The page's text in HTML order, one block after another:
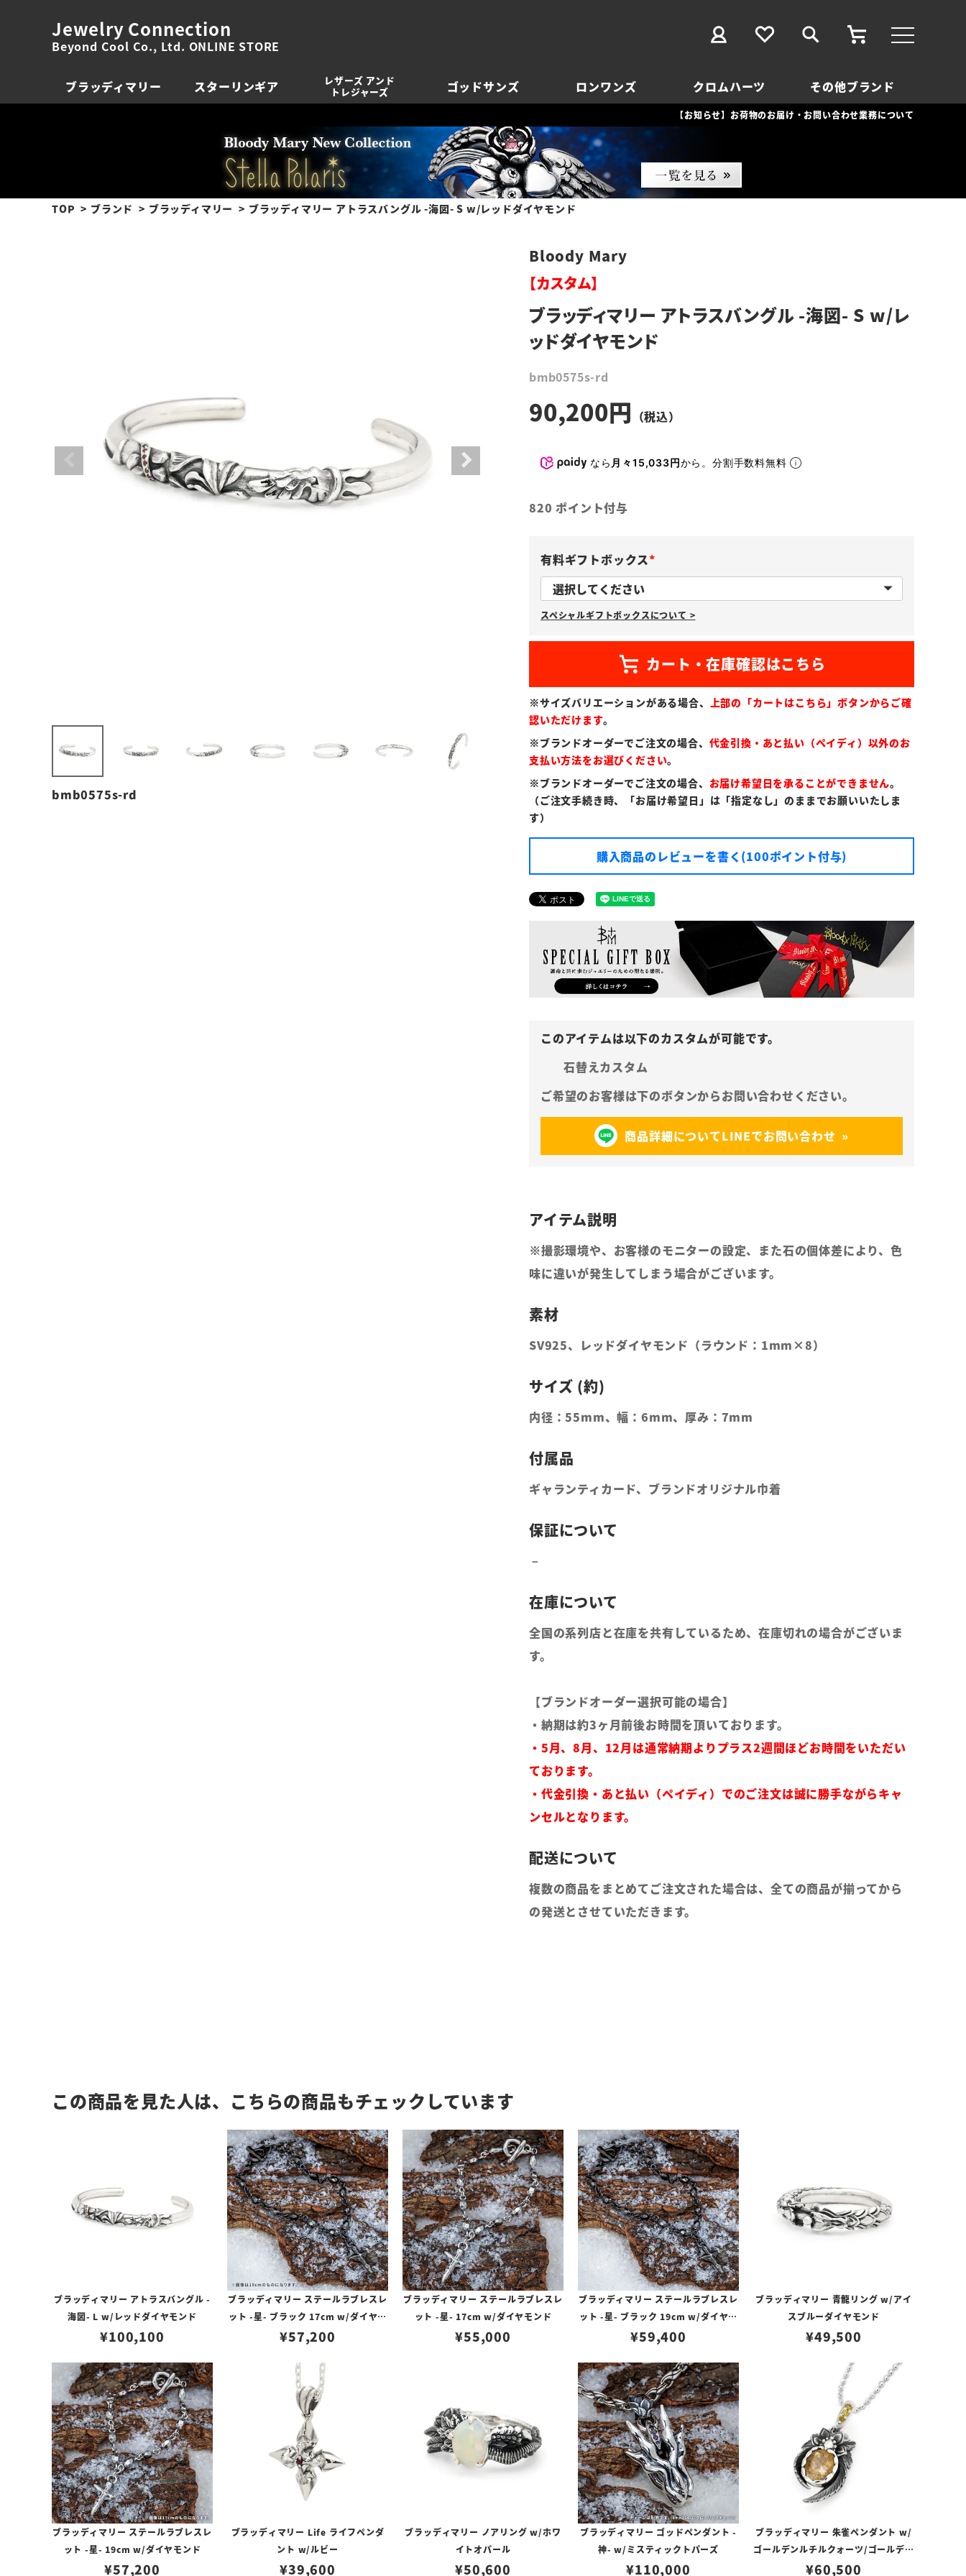
Jewelry Connection
Beyond Cool Co., Ltd. ONLINE STORE
ブラッディマリー スターリンギア
レザーズ アンド
トレジャーズ
ゴッドサンズ ロンワンズ クロムハーツ その他ブランド
【お知らせ】お荷物のお届け・お問い合わせ業務について
TOP ブランド ブラッディマリー ブラッディマリー アトラスバングル -海図- S w/レッドダイヤモンド
bmb0575s-rd
Bloody Mary
【カスタム】
ブラッディマリー アトラスバングル -海図- S w/レ
ッドダイヤモンド
bmb0575s-rd
90,200
なら 月々15,033円から。分割手数料無料
820 ポイント付与
有料ギフトボックス
(
必
スペシャルギフトボックスについて >
※サイズバリエーションがある場合、
上部の「カートはこちら」ボタンからご確
認いただけます。
※ブランドオーダーでご注文の場合、 代金引換・あと払い（ペイディ）以外のお
支払い方法をお選びください。
※ブランドオーダーでご注文の場合、 お届け希望日を承ることができません。
（ご注文手続き時、「お届け希望日」は「指定なし」のままでお願いいたしま
す）
購入商品のレビューを書く(100ポイント付与)
石替えカスタム
商品詳細についてLINEでお問い合わせ
※撮影環境や、お客様のモニターの設定、また石の個体差により、色
味に違いが発生してしまう場合がございます。
SV925、レッドダイヤモンド（ラウンド：1mm×8）
内径：55mm、幅：6mm、厚み：7mm
ギャランティカード、ブランドオリジナル巾着
全国の系列店と在庫を共有しているため、在庫切れの場合がございま
す。
【ブランドオーダー選択可能の場合】
・納期は約3ヶ月前後お時間を頂いております。
・5月、8月、12月は通常納期よりプラス2週間ほどお時間をいただい
ております。
・代金引換・あと払い（ペイディ）でのご注文は誠に勝手ながらキャ
ンセルとなります。
複数の商品をまとめてご注文された場合は、全ての商品が揃ってから
の発送とさせていただきます。
この商品を見た人は、こちらの商品もチェックしています
ブラッディマリー アトラスバングル -
海図- L w/レッドダイヤモンド
¥100,100
ブラッディマリー ステールラブレスレ
ット -星- ブラック 17cm w/ダイヤモ
ンド
¥57,200
ブラッディマリー ステールラブレスレ
ット -星- 17cm w/ダイヤモンド
¥55,000
ブラッディマリー ステールラブレスレ
ット -星- ブラック 19cm w/ダイヤモ
ンド
¥59,400
ブラッディマリー 青龍リング w/アイ
スブルーダイヤモンド
¥49,500
ブラッディマリー ステールラブレスレ
ット -星- 19cm w/ダイヤモンド
¥57,200
ブラッディマリー Life ライフペンダ
ント w/ルビー
¥39,600
ブラッディマリー ノアリング w/ホワ
イトオパール
¥50,600
ブラッディマリー ゴッドペンダント -
神- w/ミスティックトパーズ
¥110,000
ブラッディマリー 朱雀ペンダント w/
ゴールデンルチルクォーツ/ゴールデン
ダイヤモンド
¥60,500